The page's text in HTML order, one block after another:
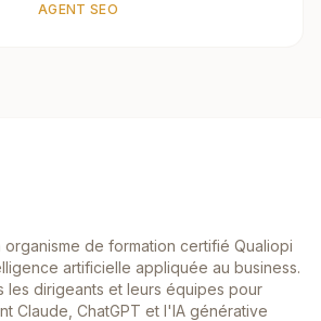
AGENT SEO
organisme de formation certifié Qualiopi
artificielle appliquée au business.
les dirigeants et leurs équipes pour
Claude, ChatGPT et l'IA générative